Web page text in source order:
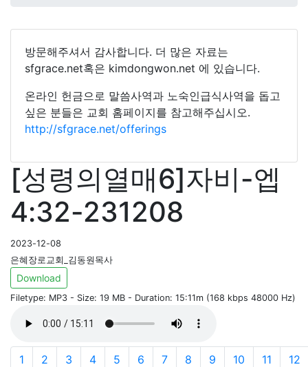
방문해주셔서 감사합니다. 더 많은 자료는
sfgrace.net혹은 kimdongwon.net 에 있습니다.
온라인 헌금으로 말씀사역과 노숙인급식사역을 돕고
싶은 분들은 교회 홈페이지를 참고해주십시오.
http://sfgrace.net/offerings
[성령의열매6]자비-엡
4:32-231208
2023-12-08
은혜장로교회_김동원목사
Download
Filetype: MP3 - Size: 19 MB - Duration: 15:11m (168 kbps 48000 Hz)
1 2 3 4 5 6 7 8 9 10 11 12